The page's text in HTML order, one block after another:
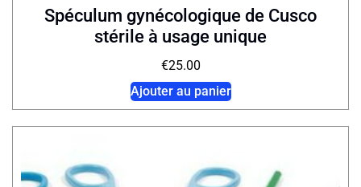
Spéculum gynécologique de Cusco
stérile à usage unique
€25.00
Ajouter au panier